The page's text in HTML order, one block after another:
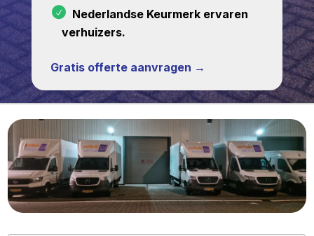
Nederlandse Keurmerk ervaren
verhuizers.
Gratis offerte aanvragen →